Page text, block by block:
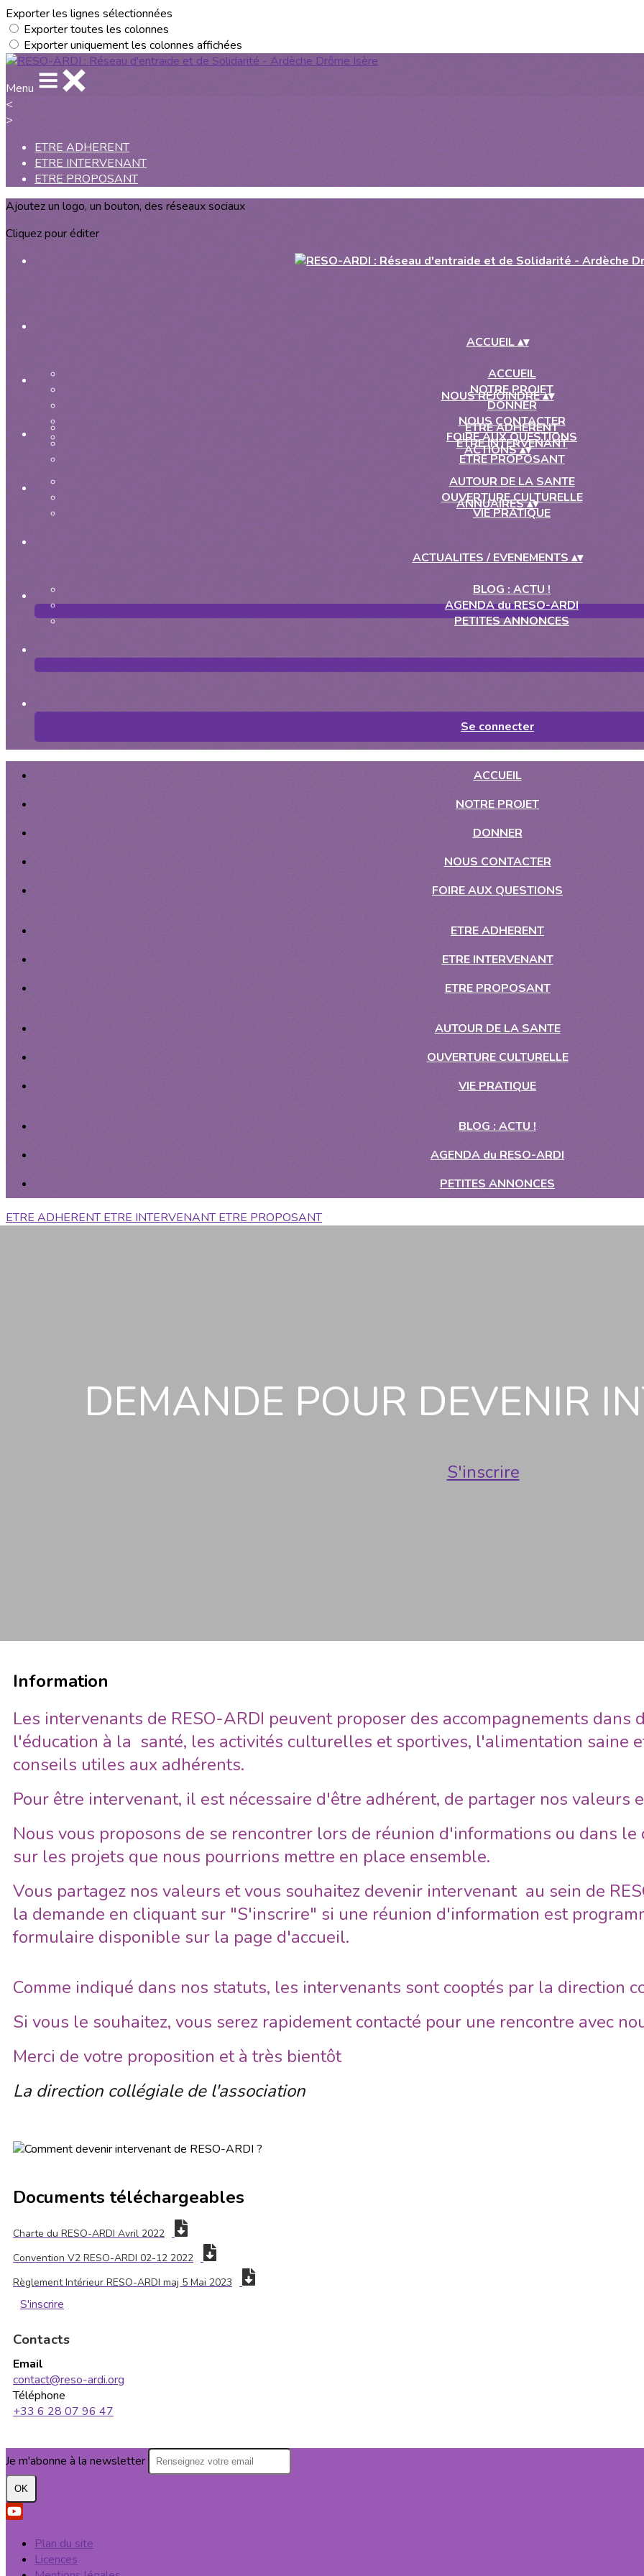
Exporter les lignes sélectionnées
Exporter toutes les colonnes
Exporter uniquement les colonnes affichées
Menu
<
>
ETRE ADHERENT
ETRE INTERVENANT
ETRE PROPOSANT
Ajoutez un logo, un bouton, des réseaux sociaux
Cliquez pour éditer
ACCUEIL▴▾
ACCUEIL
NOTRE PROJET
DONNER
NOUS CONTACTER
FOIRE AUX QUESTIONS
NOUS REJOINDRE▴▾
ETRE ADHERENT
ETRE INTERVENANT
ETRE PROPOSANT
ACTIONS▴▾
AUTOUR DE LA SANTE
OUVERTURE CULTURELLE
VIE PRATIQUE
ANNUAIRES▴▾
ACTUALITES / EVENEMENTS▴▾
BLOG : ACTU !
AGENDA du RESO-ARDI
PETITES ANNONCES
Se connecter
ACCUEIL
NOTRE PROJET
DONNER
NOUS CONTACTER
FOIRE AUX QUESTIONS
ETRE ADHERENT
ETRE INTERVENANT
ETRE PROPOSANT
AUTOUR DE LA SANTE
OUVERTURE CULTURELLE
VIE PRATIQUE
BLOG : ACTU !
AGENDA du RESO-ARDI
PETITES ANNONCES
ETRE ADHERENTETRE INTERVENANTETRE PROPOSANT
DEMANDE POUR DEVENIR
S'inscrire
Information
Les intervenants de RESO-ARDI peuvent proposer des accompagnements dans
l'éducation à la santé, les activités culturelles et sportives, l'alimentation saine
conseils utiles aux adhérents.
Pour être intervenant, il est nécessaire d'être adhérent, de partager nos valeurs
Nous vous proposons de se rencontrer lors de réunion d'informations ou dans
sur les projets que nous pourrions mettre en place ensemble.
Vous partagez nos valeurs et vous souhaitez devenir intervenant au sein de
la demande en cliquant sur "S'inscrire" si une réunion d'information est
formulaire disponible sur la page d'accueil.
Comme indiqué dans nos statuts, les intervenants sont cooptés par la direction
Si vous le souhaitez, vous serez rapidement contacté pour une rencontre avec
Merci de votre proposition et à très bientôt
La direction collégiale de l'association
Documents téléchargeables
Charte du RESO-ARDI Avril 2022
Convention V2 RESO-ARDI 02-12 2022
Règlement Intérieur RESO-ARDI maj 5 Mai 2023
S'inscrire
Contacts
Email
contact@reso-ardi.org
Téléphone
+33 6 28 07 96 47
Je m'abonne à la newsletter
OK
Plan du site
Licences